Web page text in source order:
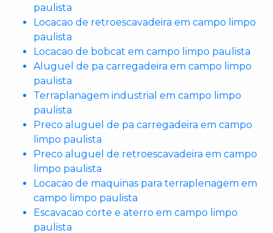
paulista
Locacao de retroescavadeira em campo limpo
paulista
Locacao de bobcat em campo limpo paulista
Aluguel de pa carregadeira em campo limpo
paulista
Terraplanagem industrial em campo limpo
paulista
Preco aluguel de pa carregadeira em campo
limpo paulista
Preco aluguel de retroescavadeira em campo
limpo paulista
Locacao de maquinas para terraplenagem em
campo limpo paulista
Escavacao corte e aterro em campo limpo
paulista